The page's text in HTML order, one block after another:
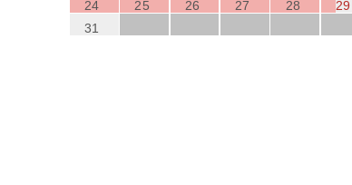
24
25 26 27 28 29
31